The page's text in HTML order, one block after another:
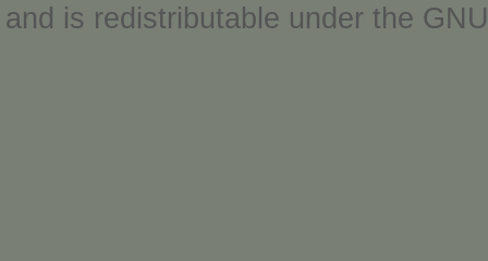
and is redistributable under the